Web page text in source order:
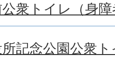
公衆トイレ（身
所記念公園公衆